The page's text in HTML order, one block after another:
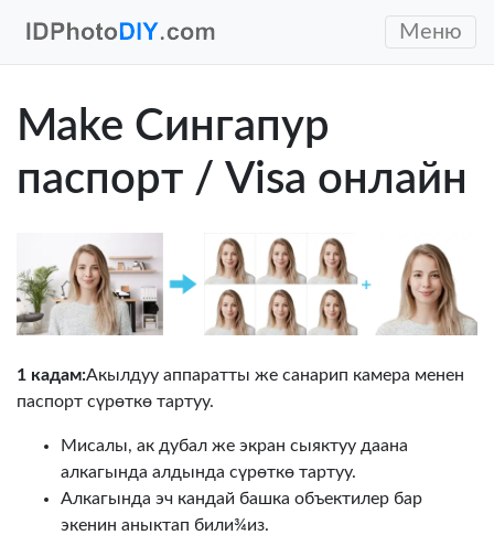
Меню
Make Сингапур
паспорт / Visa онлайн
1 кадам:Акылдуу аппаратты же санарип камера менен
паспорт сүрөткө тартуу.
Мисалы, ак дубал же экран сыяктуу даана
алкагында алдында сүрөткө тартуу.
Алкагында эч кандай башка объектилер бар
экенин аныктап били¾из.